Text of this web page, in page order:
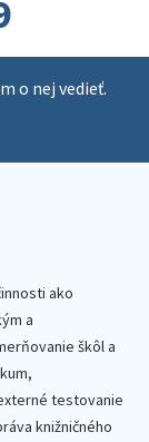
o nej vedieť.
ako
a
škôl a
testovanie
knižničného